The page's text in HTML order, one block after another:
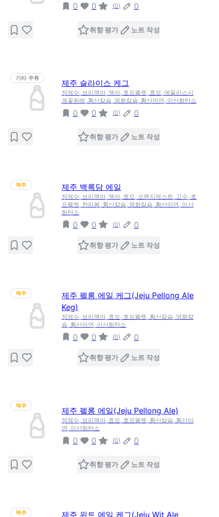
0 0 (0) 0
취향 평가 노트 작성
기타 주류
제주 슬라이스 케그
정제수, 보리맥아, 맥아, 호프펠렛, 효모, 에둘리스시
계꽃퓌레, 황산칼슘, 염화칼슘, 황산아연, 이산화탄소
0 0 (0) 0
취향 평가 노트 작성
맥주 제주 백록담 에일
정제수, 보리맥아, 맥아, 효모, 오렌지제스트, 고수, 호
프펠렛, 한라봉, 황산칼슘, 염화칼슘, 황산아연, 이산
화탄소
0 0 (0) 0
취향 평가 노트 작성
맥주
제주 펠롱 에일 케그(Jeju Pellong Ale
Keg)
정제수, 보리맥아, 효모, 호프펠렛, 황산칼슘, 염화칼
슘, 황산아연, 이산화탄소
0 0 (0) 0
취향 평가 노트 작성
맥주
제주 펠롱 에일(Jeju Pellong Ale)
정제수, 보리맥아, 효모, 호프펠렛, 황산칼슘, 황산아
연, 이산화탄소
0 0 (0) 0
취향 평가 노트 작성
맥주 제주 위트 에일 케그(Jeju Wit Ale